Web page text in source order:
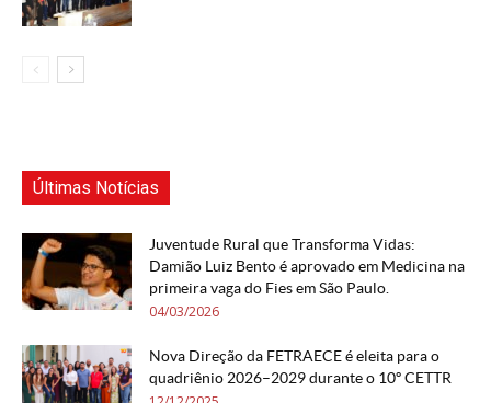
Últimas Notícias
Juventude Rural que Transforma Vidas:
Damião Luiz Bento é aprovado em Medicina na
primeira vaga do Fies em São Paulo.
04/03/2026
Nova Direção da FETRAECE é eleita para o
quadriênio 2026–2029 durante o 10º CETTR